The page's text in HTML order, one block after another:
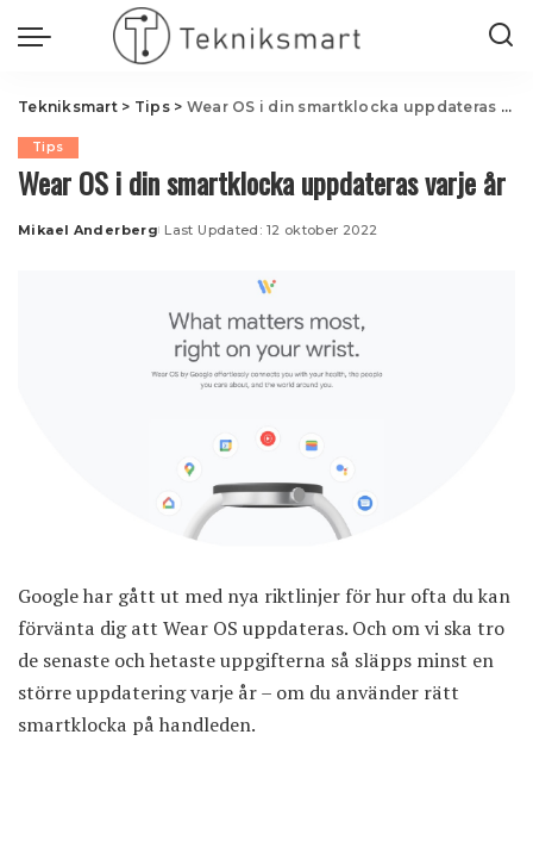
Tekniksmart> Tips> Wear OS i din smartklocka uppdateras varje år
Tips
Wear OS i din smartklocka uppdateras varje år
Posted
Mikael Anderberg Last Updated: 12 oktober 2022
Google har gått ut med nya riktlinjer för hur ofta du kan
förvänta dig att Wear OS uppdateras. Och om vi ska tro
de senaste och hetaste uppgifterna så släpps minst en
större uppdatering varje år – om du använder rätt
smartklocka på handleden.